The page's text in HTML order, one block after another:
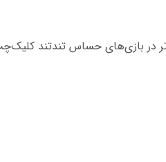
در بازی‌های حساس تندتند